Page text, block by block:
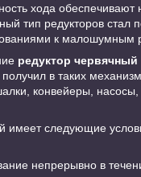
хода обеспечивают
тип редукторов стал
к малошумным
редуктор червячный
получил в таких
конвейеры,
имеет следующие
непрерывно в